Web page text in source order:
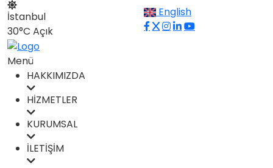
İstanbul
30°C Açık
English
Menü
HAKKIMIZDA
HİZMETLER
KURUMSAL
İLETİŞİM